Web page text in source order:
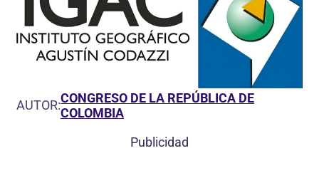
AUTOR:CONGRESO DE LA REPÚBLICA DE
COLOMBIA
Publicidad